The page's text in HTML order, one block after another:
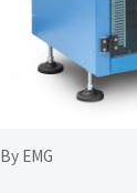
By EMG